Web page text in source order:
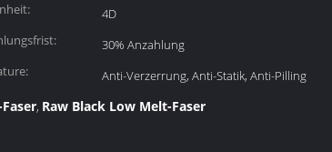
4D
30% Anzahlung
Anti-Verzerrung, Anti-Statik, Anti-Pilling
, Raw Black Low Melt-Faser